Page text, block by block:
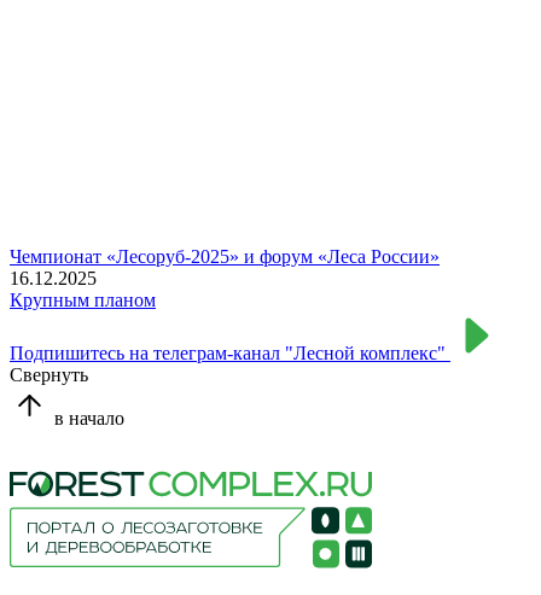
Чемпионат «Лесоруб-2025» и форум «Леса России»
16.12.2025
Крупным планом
Подпишитесь на телеграм-канал "Лесной комплекс"
Свернуть
в начало